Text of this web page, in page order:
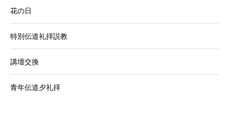
花の日
特別伝道礼拝説教
講壇交換
青年伝道夕礼拝